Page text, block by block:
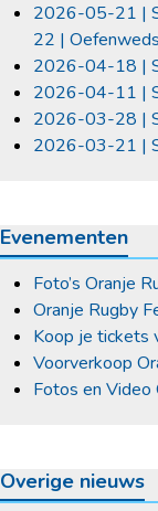
2026-05-21 |
22 |
2026-04-18 |
2026-04-11 |
2026-03-28 |
2026-03-21 |
Evenementen
Foto’s Oranje
Oranje Rugby
Koop je tickets
Voorverkoop
Fotos en
Overige nieuws